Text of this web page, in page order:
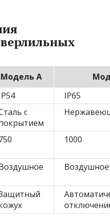
Модель A
IP65
с
1000